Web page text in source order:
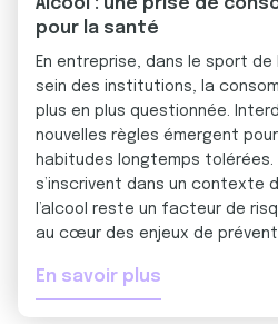
Alcool : une prise de
pour la santé
En entreprise, dans le sport de
sein des institutions, la
plus en plus questionnée.
nouvelles règles émergent
habitudes longtemps tolérées.
s’inscrivent dans un contexte
l’alcool reste un facteur de
au cœur des enjeux de
En savoir plus